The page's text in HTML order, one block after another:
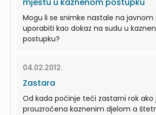
Mogu li se snimke nastale na
uporabiti kao dokaz na sudu u
postupku?
04.02.2012.
Zastara
Od kada počinje teći zastarni rok
prouzročena kaznenim djelom a